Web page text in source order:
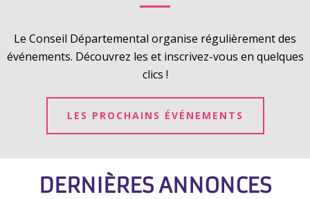
Le Conseil Départemental organise régulièrement des
événements. Découvrez les et inscrivez-vous en quelques
clics !
LES PROCHAINS ÉVÉNEMENTS
DERNIÈRES ANNONCES